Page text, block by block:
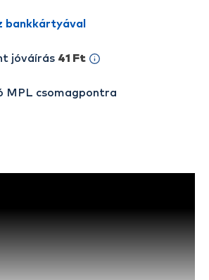
bankkártyával
jóváírás 41 Ft
MPL csomagpontra